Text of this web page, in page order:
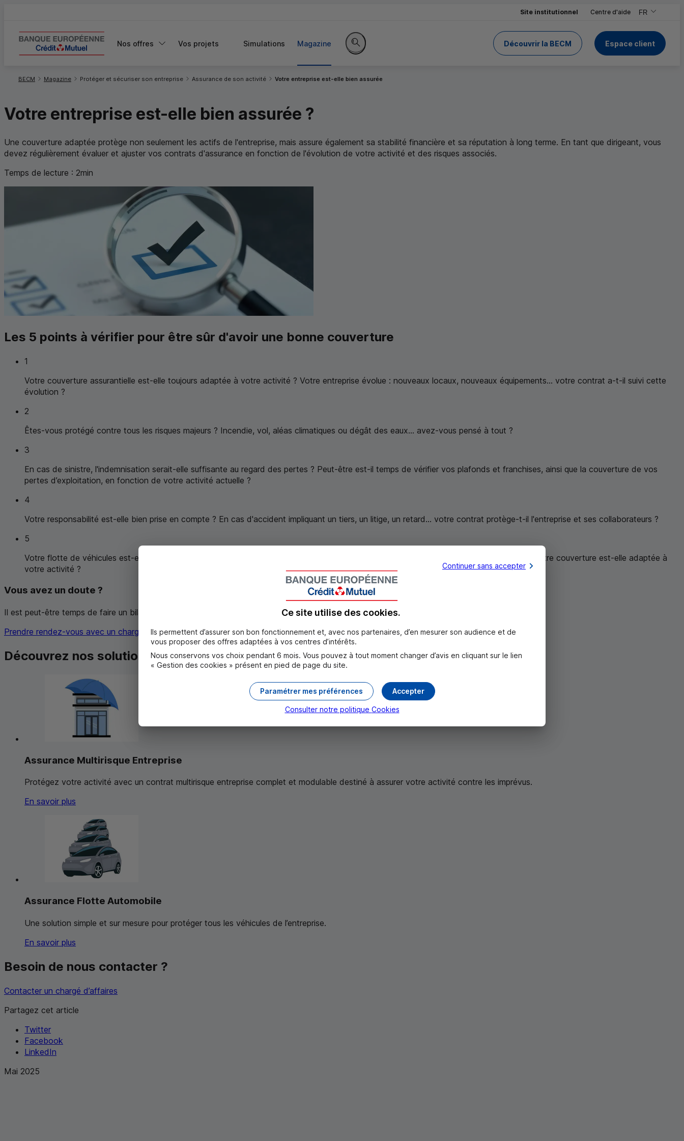
Site institutionnel Centre d'aide FR
,Version
,Changer de
Nos offres Vos projets Simulations Magazine
Rechercher sur le site
Découvrir la BECM
de la BECM
Espace client
BECM Magazine Protéger et sécuriser son entreprise Assurance de son activité Votre entreprise est-elle bien assurée
Votre entreprise est-elle bien assurée ?
Une couverture adaptée protège non seulement les actifs de l'entreprise, mais assure également sa stabilité financière et sa réputation à long terme. En tant que dirigeant, vous
devez régulièrement évaluer et ajuster vos contrats d'assurance en fonction de l'évolution de votre activité et des risques associés.
Temps de lecture : 2min
Les 5 points à vérifier pour être sûr d'avoir une bonne couverture
1
Votre couverture assurantielle est-elle toujours adaptée à votre activité ? Votre entreprise évolue : nouveaux locaux, nouveaux équipements... votre contrat a-t-il suivi cette
évolution ?
2
Êtes-vous protégé contre tous les risques majeurs ? Incendie, vol, aléas climatiques ou dégât des eaux... avez-vous pensé à tout ?
3
En cas de sinistre, l'indemnisation serait-elle suffisante au regard des pertes ? Peut-être est-il temps de vérifier vos plafonds et franchises, ainsi que la couverture de vos
pertes d’exploitation, en fonction de votre activité actuelle ?
4
Votre responsabilité est-elle bien prise en compte ? En cas d'accident impliquant un tiers, un litige, un retard... votre contrat protège-t-il l'entreprise et ses collaborateurs ?
5
Votre flotte de véhicules est-elle couverte de façon optimale ? Votre contrat est-il à jour (nombre de véhicules, usages, conducteurs) ? Votre couverture est-elle adaptée à
votre activité ?
Vous avez un doute ?
Il est peut-être temps de faire un bilan de vos assurances.
Prendre rendez-vous avec un chargé d’affaires
Découvrez nos solutions pour les entreprises
Assurance Multirisque Entreprise
Protégez votre activité avec un contrat multirisque entreprise complet et modulable destiné à assurer votre activité contre les imprévus.
En savoir plus
Assurance Flotte Automobile
Une solution simple et sur mesure pour protéger tous les véhicules de l’entreprise.
En savoir plus
Besoin de nous contacter ?
Contacter un chargé d’affaires
Partagez cet article
Twitter
Facebook
LinkedIn
Mai 2025
Continuer sans accepter
Ce site utilise des cookies.
Ils permettent d’assurer son bon fonctionnement et, avec nos partenaires, d’en mesurer son audience et de
vous proposer des offres adaptées à vos centres d’intérêts.
Nous conservons vos choix pendant 6 mois. Vous pouvez à tout moment changer d’avis en cliquant sur le lien
« Gestion des cookies » présent en pied de page du site.
Accepter
Paramétrer mes préférences
Consulter notre politique Cookies